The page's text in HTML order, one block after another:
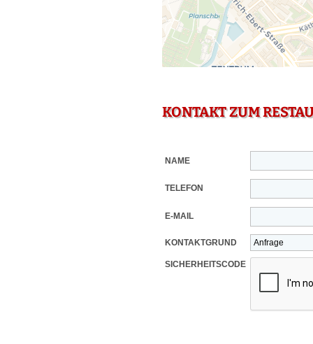
KONTAKT ZUM
NAME
TELEFON
E-MAIL
KONTAKTGRUND
SICHERHEITSCODE